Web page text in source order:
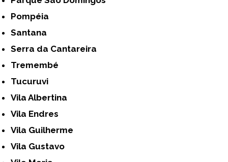
Pompéia
Santana
Serra da Cantareira
Tremembé
Tucuruvi
Vila Albertina
Vila Endres
Vila Guilherme
Vila Gustavo